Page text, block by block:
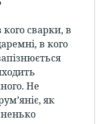
кого сварки, в
в кого
Не
як